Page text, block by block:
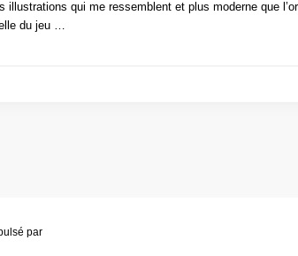
illustrations qui me ressemblent et plus moderne que
du jeu …
par